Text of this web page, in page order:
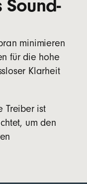
Seite
Größen (XS,
separat
minimieren
für die hohe
Klarheit
Treiber ist
um den